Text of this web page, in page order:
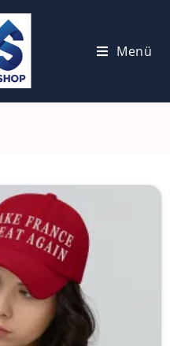
Menü